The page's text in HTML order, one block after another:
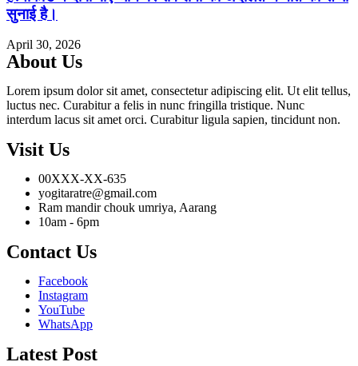
सुनाई है।
April 30, 2026
About Us
Lorem ipsum dolor sit amet, consectetur adipiscing elit. Ut elit tellus,
luctus nec. Curabitur a felis in nunc fringilla tristique. Nunc
interdum lacus sit amet orci. Curabitur ligula sapien, tincidunt non.
Visit Us
00XXX-XX-635
yogitaratre@gmail.com
Ram mandir chouk umriya, Aarang
10am - 6pm
Contact Us
Facebook
Instagram
YouTube
WhatsApp
Latest Post